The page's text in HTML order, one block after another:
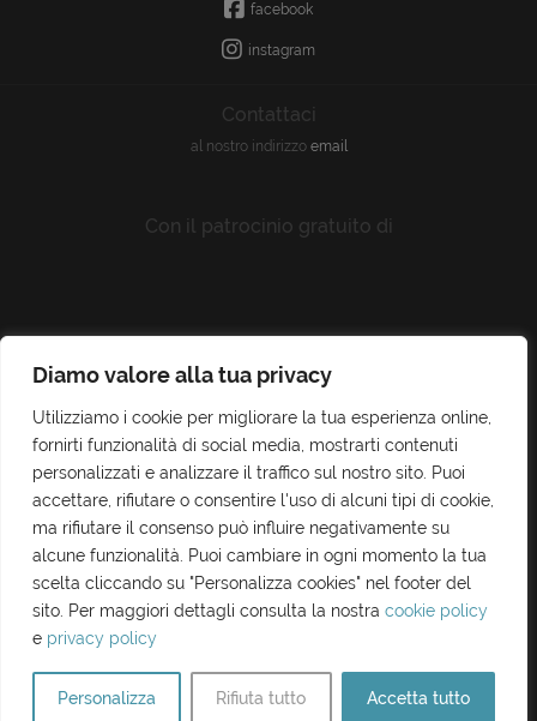
Diamo valore alla tua privacy
Utilizziamo i cookie per migliorare la tua esperienza online,
fornirti funzionalità di social media, mostrarti contenuti
personalizzati e analizzare il traffico sul nostro sito. Puoi
accettare, rifiutare o consentire l'uso di alcuni tipi di cookie,
ma rifiutare il consenso può influire negativamente su
alcune funzionalità. Puoi cambiare in ogni momento la tua
scelta cliccando su "Personalizza cookies" nel footer del
sito. Per maggiori dettagli consulta la nostra cookie policy
e privacy policy
Personalizza Rifiuta tutto Accetta tutto
facebook
instagram
Contattaci
al nostro indirizzo email
Con il patrocinio gratuito di
su concessione dell'Ass. BB CC e I.S. - Autorizzazione del Parco Archeologico e Paesaggistico della Valle dei
Templi di Agrigento